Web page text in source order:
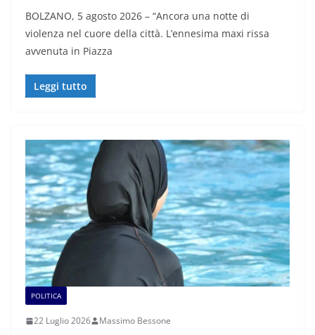
BOLZANO, 5 agosto 2026 – “Ancora una notte di
violenza nel cuore della città. L’ennesima maxi rissa
avvenuta in Piazza
Leggi tutto
POLITICA
22 Luglio 2026 Massimo Bessone